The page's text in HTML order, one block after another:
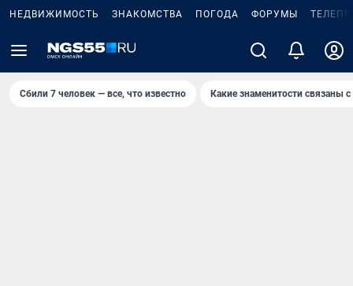
НЕДВИЖИМОСТЬ ЗНАКОМСТВА ПОГОДА ФОРУМЫ
Сбили 7 человек — все, что известно Какие знаменитости связаны